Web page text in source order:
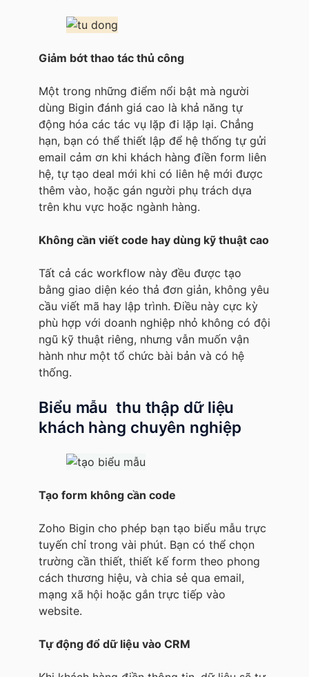
Giảm bớt thao tác thủ công
Một trong những điểm nổi bật mà người
dùng Bigin đánh giá cao là khả năng tự
động hóa các tác vụ lặp đi lặp lại. Chẳng
hạn, bạn có thể thiết lập để hệ thống tự gửi
email cảm ơn khi khách hàng điền form liên
hệ, tự tạo deal mới khi có liên hệ mới được
thêm vào, hoặc gán người phụ trách dựa
trên khu vực hoặc ngành hàng.
Không cần viết code hay dùng kỹ thuật cao
Tất cả các workflow này đều được tạo
bằng giao diện kéo thả đơn giản, không yêu
cầu viết mã hay lập trình. Điều này cực kỳ
phù hợp với doanh nghiệp nhỏ không có đội
ngũ kỹ thuật riêng, nhưng vẫn muốn vận
hành như một tổ chức bài bản và có hệ
thống.
Biểu mẫu thu thập dữ liệu
khách hàng chuyên nghiệp
Tạo form không cần code
Zoho Bigin cho phép bạn tạo biểu mẫu trực
tuyến chỉ trong vài phút. Bạn có thể chọn
trường cần thiết, thiết kế form theo phong
cách thương hiệu, và chia sẻ qua email,
mạng xã hội hoặc gắn trực tiếp vào
website.
Tự động đổ dữ liệu vào CRM